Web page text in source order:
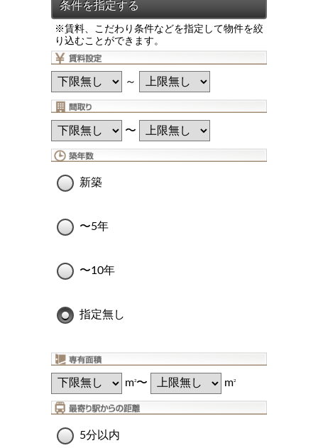
※賃料、こだわり条件などを指定して物件を絞
り込むことができます。
～
〜
新築
〜5年
〜10年
指定無し
m2〜 m2
5分以内